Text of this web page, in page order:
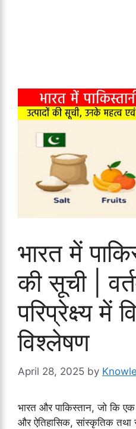
भारत में
की सूची |
परिप्रेक्ष्य में
विश्लेषण
April 28, 2025 by
भारत और पाकिस्तान, जो कि एक
और ऐतिहासिक, सांस्कृतिक